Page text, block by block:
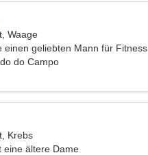
Waage
einen geliebten Mann für Fitness
do Campo
Krebs
eine ältere Dame